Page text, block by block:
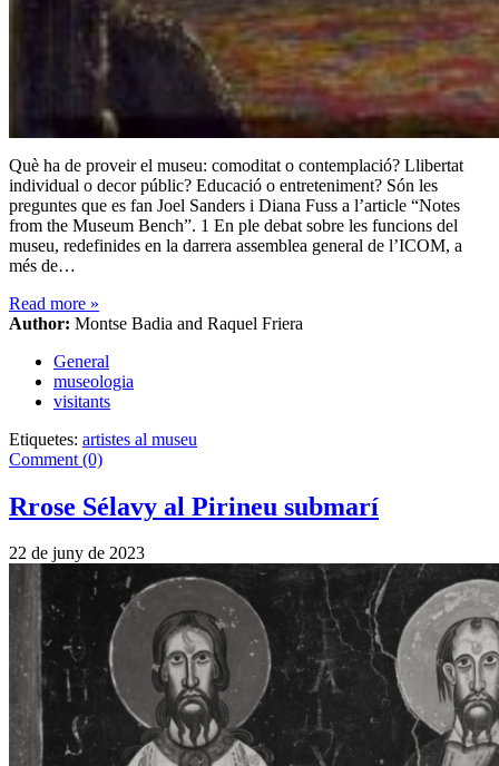
Què ha de proveir el museu: comoditat o contemplació? Llibertat
individual o decor públic? Educació o entreteniment? Són les
preguntes que es fan Joel Sanders i Diana Fuss a l’article “Notes
from the Museum Bench”. 1 En ple debat sobre les funcions del
museu, redefinides en la darrera assemblea general de l’ICOM, a
més de…
Read more »
Author: Montse Badia and Raquel Friera
General
museologia
visitants
Etiquetes: artistes al museu
Comment (0)
Rrose Sélavy al Pirineu submarí
22 de juny de 2023